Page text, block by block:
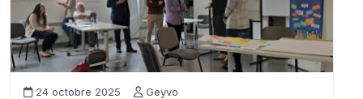
24 octobre 2025 Geyvo